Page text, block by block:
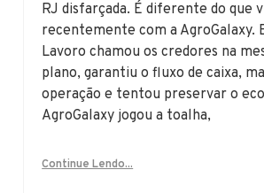
RJ disfarçada. É diferente do que
recentemente com a AgroGalaxy.
Lavoro chamou os credores na
plano, garantiu o fluxo de caixa,
operação e tentou preservar o
AgroGalaxy jogou a toalha,
Continue Lendo...